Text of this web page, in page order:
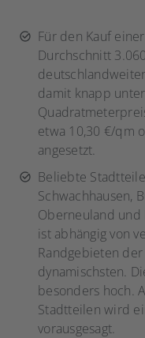
Für den Kauf
Durchschnitt
damit knapp
etwa 10,30 €/qm
angesetzt.
Beliebte
Schwachhausen,
Oberneuland und
ist abhängig von
Randgebieten
dynamischsten.
besonders hoch.
Stadtteilen wird
vorausgesagt.